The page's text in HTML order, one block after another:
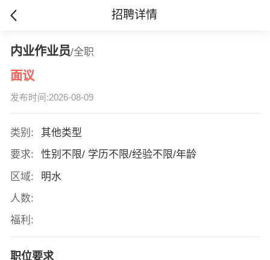
招聘详情
内业作业员/全职
面议
发布时间:2026-08-09
类别:
其他类型
要求:
性别不限/ 学历不限/经验不限/年龄
区域:
明水
人数:
福利:
职位要求